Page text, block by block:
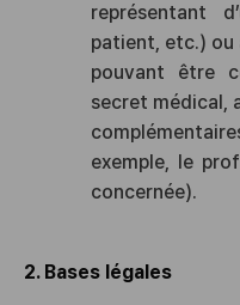
représentant
patient, etc.) ou
pouvant être
secret médical,
exemple, le
concernée).
2. Bases légales